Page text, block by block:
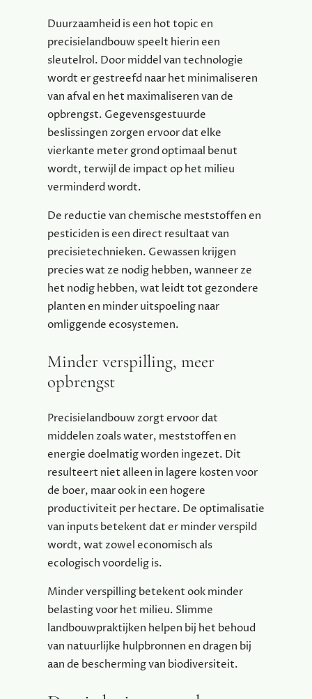
Duurzaamheid is een hot topic en
precisielandbouw speelt hierin een
sleutelrol. Door middel van technologie
wordt er gestreefd naar het minimaliseren
van afval en het maximaliseren van de
opbrengst. Gegevensgestuurde
beslissingen zorgen ervoor dat elke
vierkante meter grond optimaal benut
wordt, terwijl de impact op het milieu
verminderd wordt.
De reductie van chemische meststoffen en
pesticiden is een direct resultaat van
precisietechnieken. Gewassen krijgen
precies wat ze nodig hebben, wanneer ze
het nodig hebben, wat leidt tot gezondere
planten en minder uitspoeling naar
omliggende ecosystemen.
Minder verspilling, meer
opbrengst
Precisielandbouw zorgt ervoor dat
middelen zoals water, meststoffen en
energie doelmatig worden ingezet. Dit
resulteert niet alleen in lagere kosten voor
de boer, maar ook in een hogere
productiviteit per hectare. De optimalisatie
van inputs betekent dat er minder verspild
wordt, wat zowel economisch als
ecologisch voordelig is.
Minder verspilling betekent ook minder
belasting voor het milieu. Slimme
landbouwpraktijken helpen bij het behoud
van natuurlijke hulpbronnen en dragen bij
aan de bescherming van biodiversiteit.